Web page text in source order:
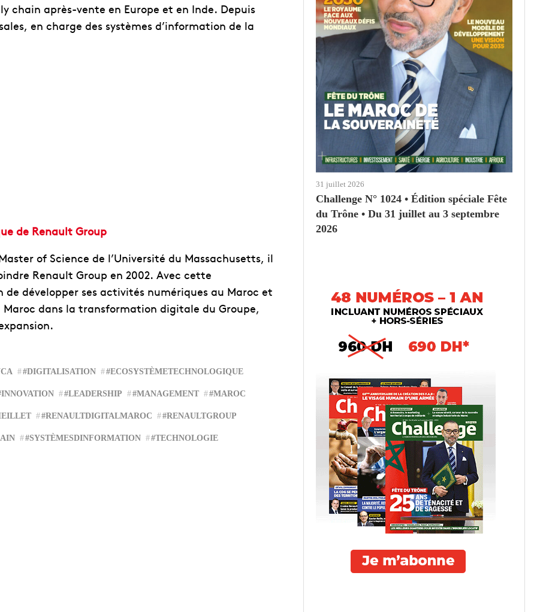
après-vente en Europe et en Inde. Depuis
en charge des systèmes d’information de la
de Renault Group
of Science de l’Université du Massachusetts, il
Renault Group en 2002. Avec cette
développer ses activités numériques au Maroc et
dans la transformation digitale du Groupe,
#DIGITALISATION #ECOSYSTÈMETECHNOLOGIQUE
#LEADERSHIP #MANAGEMENT #MAROC
#RENAULTDIGITALMAROC #RENAULTGROUP
#SYSTÈMESDINFORMATION #TECHNOLOGIE
31 juillet 2026
Challenge N° 1024 • Édition spéciale Fête
du Trône • Du 31 juillet au 3 septembre
2026